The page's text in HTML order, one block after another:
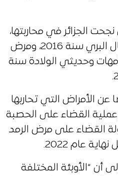
الجزائر في محاربتها،
مثل فيروس شلل الأطفال البري سنة 2016، ومرض
وحديثي الولادة سنة
الأمراض التي تحاربها
عملية القضاء على الحصبة
القضاء على مرض الرمد
أن “الأوبئة المختلفة